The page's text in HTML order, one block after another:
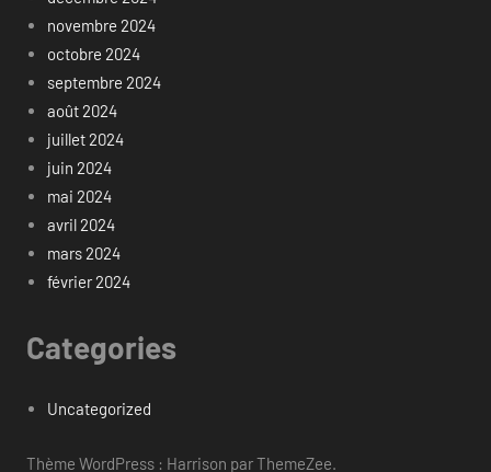
novembre 2024
octobre 2024
septembre 2024
août 2024
juillet 2024
juin 2024
mai 2024
avril 2024
mars 2024
février 2024
Categories
Uncategorized
Thème WordPress : Harrison par ThemeZee.